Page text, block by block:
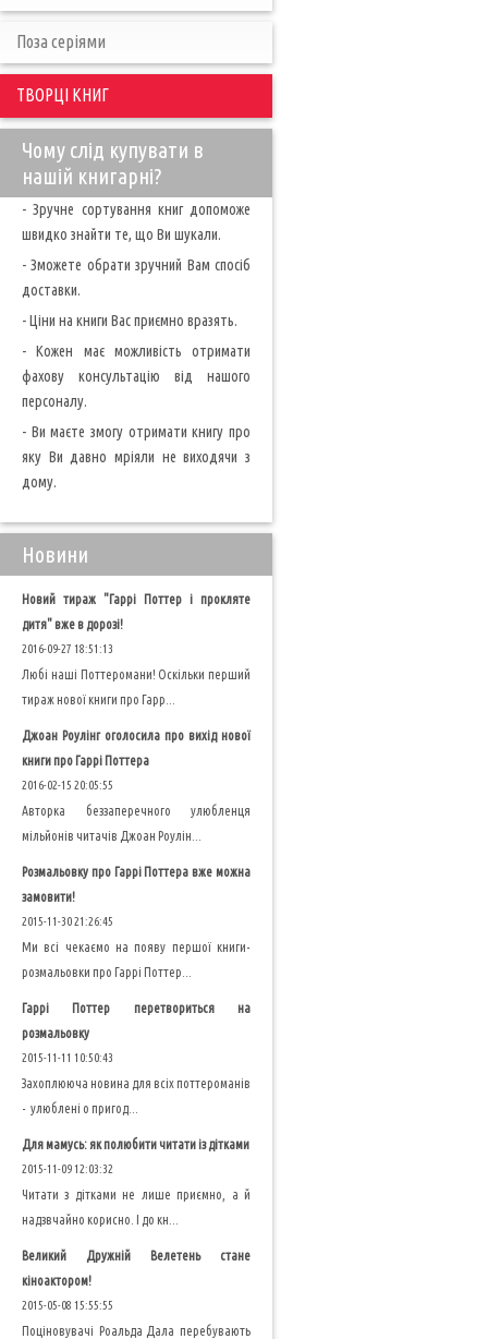
Поза серіями
ТВОРЦІ КНИГ
Чому слід купувати в
нашій книгарні?
- Зручне сортування книг допоможе
швидко знайти те, що Ви шукали.
- Зможете обрати зручний Вам спосіб
доставки.
- Ціни на книги Вас приємно вразять.
- Кожен має можливість отримати
фахову консультацію від нашого
персоналу.
- Ви маєте змогу отримати книгу про
яку Ви давно мріяли не виходячи з
дому.
Новини
Новий тираж "Гаррі Поттер і прокляте
дитя" вже в дорозі!
2016-09-27 18:51:13
Любі наші Поттеромани! Оскільки перший
тираж нової книги про Гарр...
Джоан Роулінг оголосила про вихід нової
книги про Гаррі Поттера
2016-02-15 20:05:55
Авторка беззаперечного улюбленця
мільйонів читачів Джоан Роулін...
Розмальовку про Гаррі Поттера вже можна
замовити!
2015-11-30 21:26:45
Ми всі чекаємо на появу першої книги-
розмальовки про Гаррі Поттер...
Гаррі Поттер перетвориться на
розмальовку
2015-11-11 10:50:43
Захоплююча новина для всіх поттероманів
- улюблені о пригод...
Для мамусь: як полюбити читати із дітками
2015-11-09 12:03:32
Читати з дітками не лише приємно, а й
надзвчайно корисно. І до кн...
Великий Дружній Велетень стане
кіноактором!
2015-05-08 15:55:55
Поціновувачі Роальда Дала перебувають